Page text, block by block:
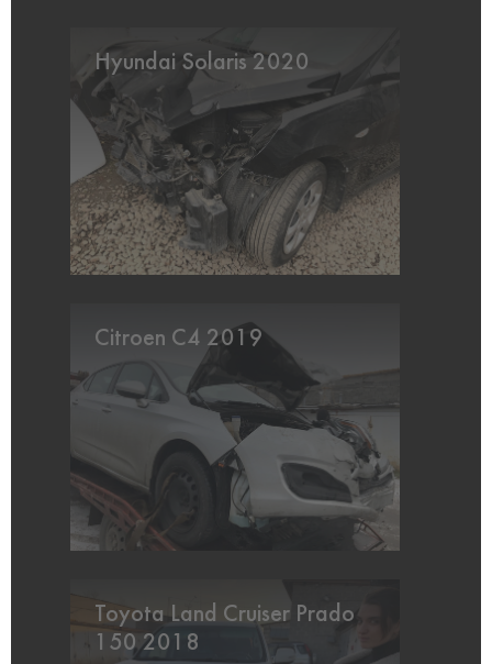
Hyundai Solaris 2020
Citroen C4 2019
Toyota Land Cruiser Prado
150 2018